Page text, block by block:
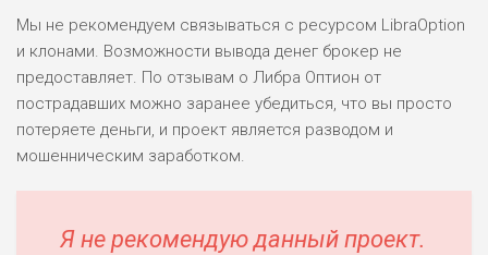
Мы не рекомендуем связываться с ресурсом LibraOption
и клонами. Возможности вывода денег брокер не
предоставляет. По отзывам о Либра Оптион от
пострадавших можно заранее убедиться, что вы просто
потеряете деньги, и проект является разводом и
мошенническим заработком.
Я не рекомендую данный проект.